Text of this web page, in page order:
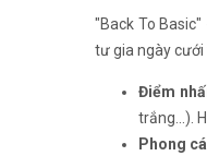
"Back To
tư gia ngày cưới
Điểm
trắng...).
Phong